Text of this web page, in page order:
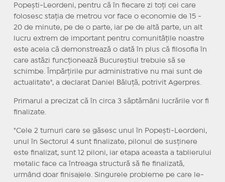
Popeşti-Leordeni, pentru că în fiecare zi toţi cei care
folosesc staţia de metrou vor face o economie de 15 -
20 de minute, pe de o parte, iar pe de altă parte, un alt
lucru extrem de important pentru comunităţile noastre
este acela că demonstrează o dată în plus că filosofia în
care astăzi funcţionează Bucureştiul trebuie să se
schimbe. Împărţirile pur administrative nu mai sunt de
actualitate", a declarat Daniel Băluţă, potrivit Agerpres.
Primarul a precizat că în circa 3 săptămâni lucrările vor fi
finalizate.
"Cele 2 turnuri care se găsesc unul în Popeşti-Leordeni,
unul în Sectorul 4 sunt finalizate, pilonul de susţinere
este finalizat, sunt 12 piloni, iar etapa aceasta a tablierului
metalic face ca întreaga structură să fie finalizată,
urmând doar finisajele. Singurele probleme pe care le-